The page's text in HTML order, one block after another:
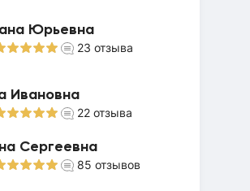
Юрьевна
23 отзыва
Ивановна
22 отзыва
Сергеевна
85 отзывов